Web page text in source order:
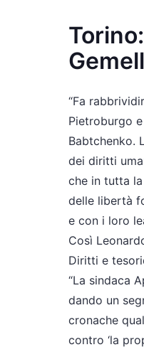
“Fa
Pietroburgo
Babtchenko.
dei diritti
che in tutta
delle libertà
e con i loro
Così
Diritti e
“La sindaca
dando un
cronache
contro ‘la